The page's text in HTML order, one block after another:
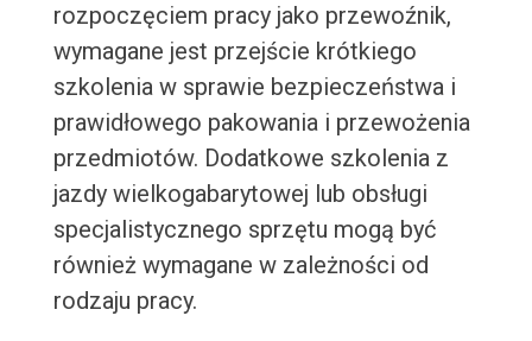
rozpoczęciem pracy jako przewoźnik,
wymagane jest przejście krótkiego
szkolenia w sprawie bezpieczeństwa i
prawidłowego pakowania i przewożenia
przedmiotów. Dodatkowe szkolenia z
jazdy wielkogabarytowej lub obsługi
specjalistycznego sprzętu mogą być
również wymagane w zależności od
rodzaju pracy.